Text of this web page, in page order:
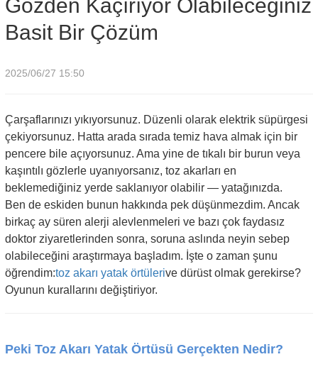
Gözden Kaçırıyor Olabileceğiniz
Basit Bir Çözüm
2025/06/27 15:50
Çarşaflarınızı yıkıyorsunuz. Düzenli olarak elektrik süpürgesi
çekiyorsunuz. Hatta arada sırada temiz hava almak için bir
pencere bile açıyorsunuz. Ama yine de tıkalı bir burun veya
kaşıntılı gözlerle uyanıyorsanız, toz akarları en
beklemediğiniz yerde saklanıyor olabilir — yatağınızda.
Ben de eskiden bunun hakkında pek düşünmezdim. Ancak
birkaç ay süren alerji alevlenmeleri ve bazı çok faydasız
doktor ziyaretlerinden sonra, soruna aslında neyin sebep
olabileceğini araştırmaya başladım. İşte o zaman şunu
öğrendim:toz akarı yatak örtülerive dürüst olmak gerekirse?
Oyunun kurallarını değiştiriyor.
Peki Toz Akarı Yatak Örtüsü Gerçekten Nedir?